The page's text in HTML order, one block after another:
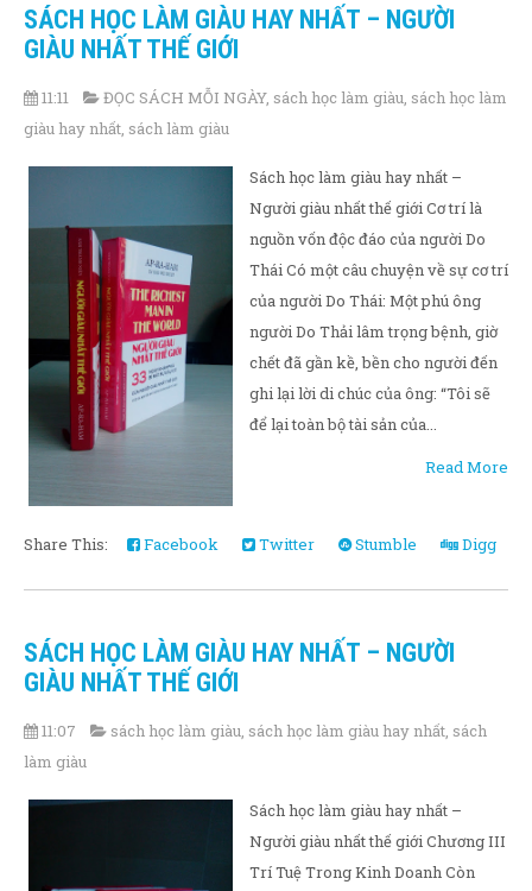
SÁCH HỌC LÀM GIÀU HAY NHẤT – NGƯỜI
GIÀU NHẤT THẾ GIỚI
11:11 ĐỌC SÁCH MỖI NGÀY, sách học làm giàu sách học làm
giàu hay nhất sách làm giàu
Sách học làm giàu hay nhất –
Người giàu nhất thế giới Cơ trí là
nguồn vốn độc đáo của người Do
Thái Có một câu chuyện về sự cơ trí
của người Do Thái: Một phú ông
người Do Thải lâm trọng bệnh, giờ
chết đã gần kề, bền cho người đến
ghi lại lời di chúc của ông: “Tôi sẽ
để lại toàn bộ tài sản của...
Read More
Share This: Facebook Twitter Stumble Digg
SÁCH HỌC LÀM GIÀU HAY NHẤT – NGƯỜI
GIÀU NHẤT THẾ GIỚI
11:07 sách học làm giàu, sách học làm giàu hay nhất, sách
làm giàu
Sách học làm giàu hay nhất –
Người giàu nhất thế giới Chương III
Trí Tuệ Trong Kinh Doanh Còn